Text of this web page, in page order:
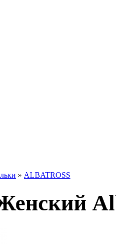
» ALBATROSS